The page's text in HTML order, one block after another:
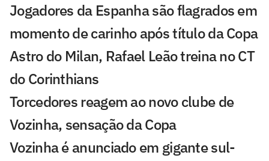
Jogadores da Espanha são flagrados em
momento de carinho após título da Copa
Astro do Milan, Rafael Leão treina no CT
do Corinthians
Torcedores reagem ao novo clube de
Vozinha, sensação da Copa
Vozinha é anunciado em gigante sul-